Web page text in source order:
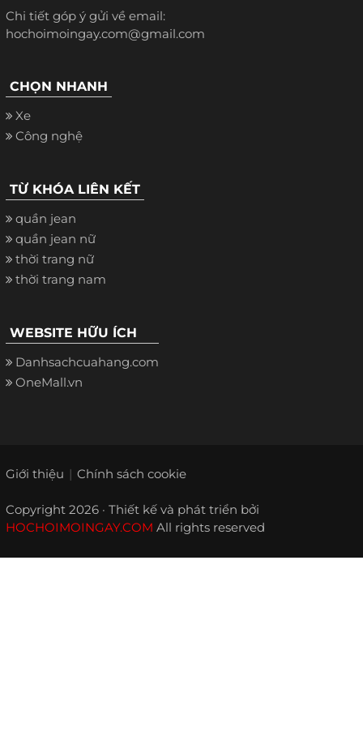
Chi tiết góp ý gửi về email:
hochoimoingay.com@gmail.com
CHỌN NHANH
Xe
Công nghệ
TỪ KHÓA LIÊN KẾT
quần jean
quần jean nữ
thời trang nữ
thời trang nam
WEBSITE HỮU ÍCH
Danhsachcuahang.com
OneMall.vn
Giới thiệu Chính sách cookie
Copyright 2026 · Thiết kế và phát triển bởi
HOCHOIMOINGAY.COM All rights reserved